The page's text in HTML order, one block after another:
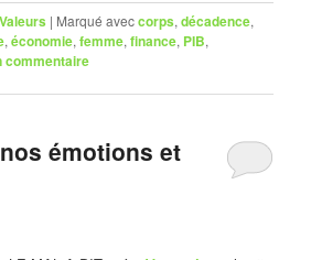
Valeurs | Marqué aveccorps,décadence,
,économie,femme,finance, PIB,
commentaire
émotions et